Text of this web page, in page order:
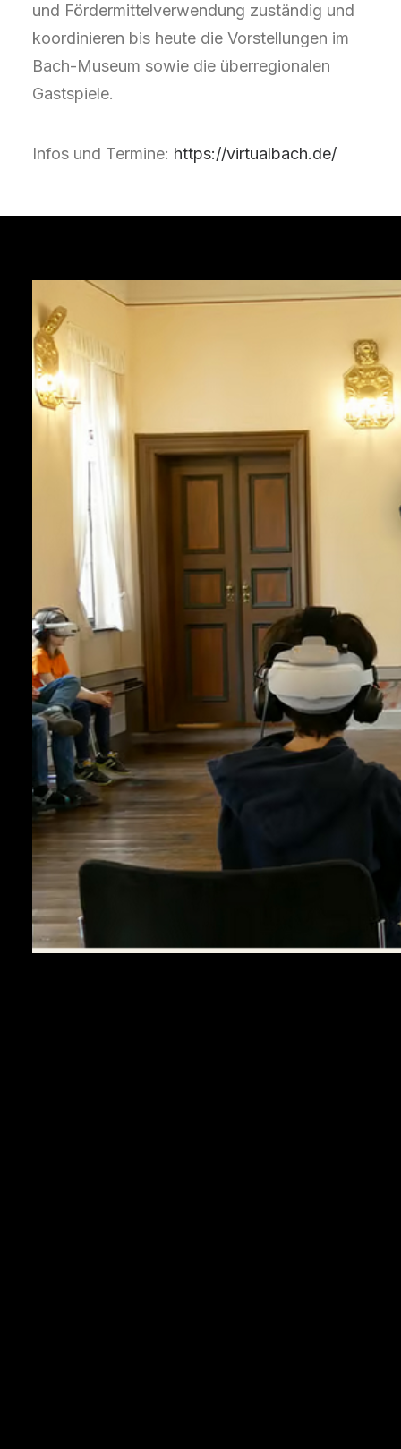
und Fördermittelverwendung zuständig und
koordinieren bis heute die Vorstellungen im
Bach-Museum sowie die überregionalen
Gastspiele.
Infos und Termine: https://virtualbach.de/